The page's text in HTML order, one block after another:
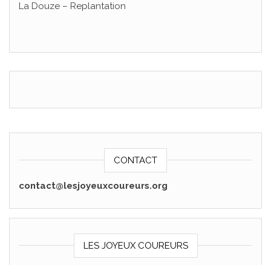
La Douze – Replantation
CONTACT
contact@lesjoyeuxcoureurs.org
LES JOYEUX COUREURS